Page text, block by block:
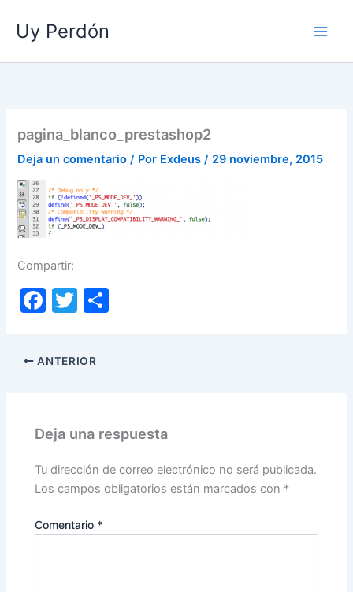
contenido
Uy Perdón
pagina_blanco_prestashop2
Deja un comentario / Por Exdeus/ 29 noviembre, 2015
Compartir:
F
c
e
o
o
k
T
itt
er
tir
ANTERIOR
Deja una respuesta
Tu dirección de correo electrónico no será publicada.
Los campos obligatorios están marcados con *
Comentario *